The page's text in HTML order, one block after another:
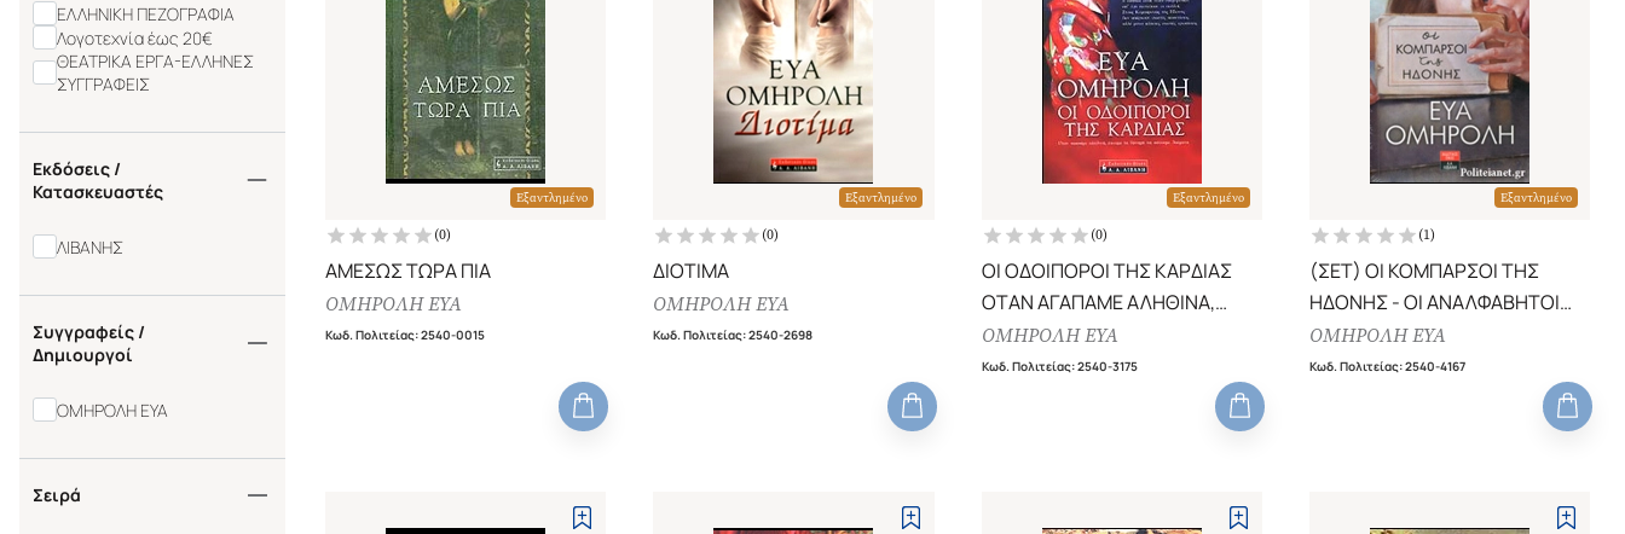
ΕΛΛΗΝΙΚΗ ΠΕΖΟΓΡΑΦΙΑ
Λογοτεχνία έως 20€
ΘΕΑΤΡΙΚΑ ΕΡΓΑ-ΕΛΛΗΝΕΣ
ΣΥΓΓΡΑΦΕΙΣ
Εκδόσεις /
Κατασκευαστές
ΛΙΒΑΝΗΣ
Συγγραφείς /
Δημιουργοί
ΟΜΗΡΟΛΗ ΕΥΑ
Σειρά
Εξαντλημένο
(0)
ΑΜΕΣΩΣ ΤΩΡΑ ΠΙΑ
ΟΜΗΡΟΛΗ ΕΥΑ
Κωδ. Πολιτείας:2540-0015
Εξαντλημένο
(0)
ΔΙΟΤΙΜΑ
ΟΜΗΡΟΛΗ ΕΥΑ
Κωδ. Πολιτείας:2540-2698
Εξαντλημένο
(0)
ΟΙ ΟΔΟΙΠΟΡΟΙ ΤΗΣ ΚΑΡΔΙΑΣ
ΟΤΑΝ ΑΓΑΠΑΜΕ ΑΛΗΘΙΝΑ,
ΕΧΟΥΜΕ ΤΗ ΔΥΝΑΜΗ ΝΑ
ΚΑΝΟΥΜΕ ΘΑΥΜΑΤΑ
ΟΜΗΡΟΛΗ ΕΥΑ
Κωδ. Πολιτείας:2540-3175
Εξαντλημένο
(1)
(ΣΕΤ) ΟΙ ΚΟΜΠΑΡΣΟΙ ΤΗΣ
ΗΔΟΝΗΣ - ΟΙ ΑΝΑΛΦΑΒΗΤΟΙ
ΤΟΥ ΕΡΩΤΑ - ΟΙ
ΠΑΡΑΧΑΡΑΚΤΕΣ ΤΗΣ ΕΥΤΥΧΙΑΣ
ΟΜΗΡΟΛΗ ΕΥΑ
Κωδ. Πολιτείας:2540-4167